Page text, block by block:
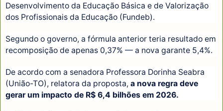
Desenvolvimento da Educação Básica e de Valorização
dos Profissionais da Educação (Fundeb).
Segundo o governo, a fórmula anterior teria resultado em
recomposição de apenas 0,37% — a nova garante 5,4%.
De acordo com a senadora Professora Dorinha Seabra
(União-TO), relatora da proposta, a nova regra deve
gerar um impacto de R$ 6,4 bilhões em 2026.